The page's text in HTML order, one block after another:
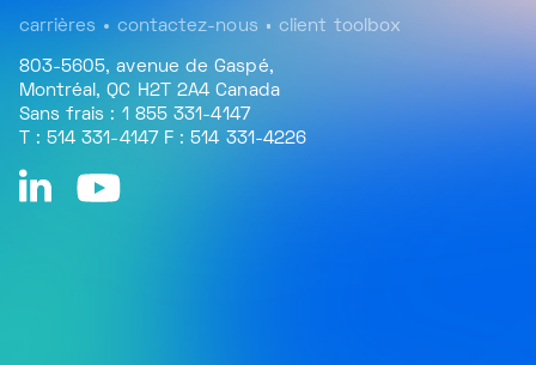
803-5605, avenue de Gaspé,
Montréal, QC H2T 2A4 Canada
Sans frais : 1 855 331-4147
T : 514 331-4147 F : 514 331-4226
carrières contactez-nous client toolbox